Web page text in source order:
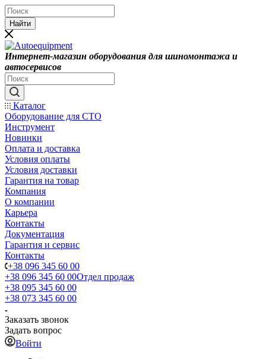
Найти
Интернет-магазин оборудования для шиномонтажа и
автосервисов
Каталог
Оборудование для СТО
Инструмент
Новинки
Оплата и доставка
Условия оплаты
Условия доставки
Гарантия на товар
Компания
О компании
Карьера
Контакты
Документация
Гарантия и сервис
Контакты
+38 096 345 60 00
+38 096 345 60 00Отдел продаж
+38 095 345 60 00
+38 073 345 60 00
Заказать звонок
Задать вопрос
Войти